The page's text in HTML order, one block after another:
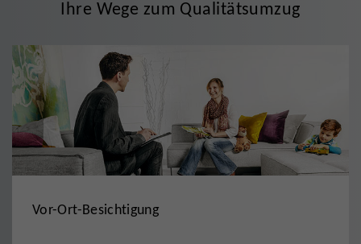
Ihre Wege zum Qualitätsumzug
Vor-Ort-Besichtigung